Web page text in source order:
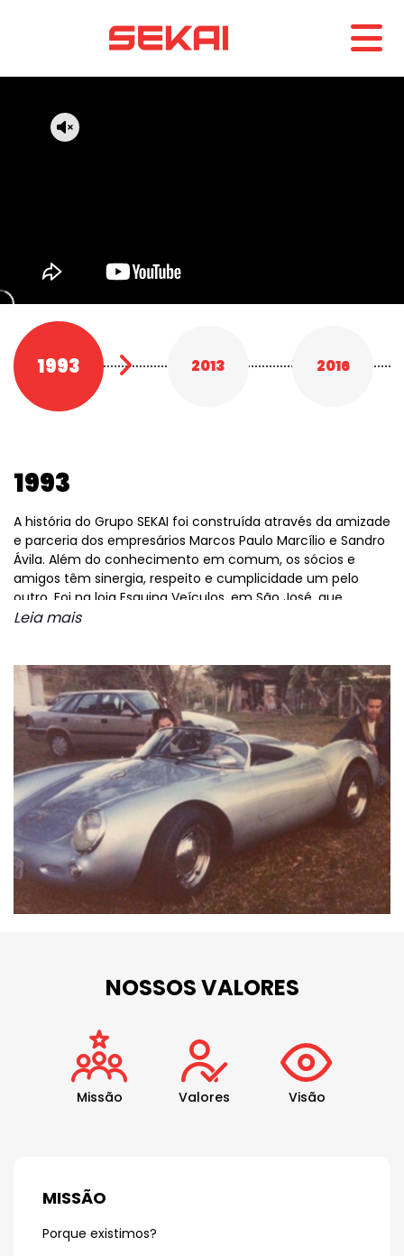
1993 2013 2016
1993
A história do Grupo SEKAI foi construída através da amizade
e parceria dos empresários Marcos Paulo Marcílio e Sandro
Ávila. Além do conhecimento em comum, os sócios e
amigos têm sinergia, respeito e cumplicidade um pelo
outro. Foi na loja Esquina Veículos, em São José, que
Marcílio iniciou seu ofício e conheceu o grande amigo.
perfeitas condições, tanto que fora vendida para a
Alemanha. Com o passar do tempo, os dois começaram a
trabalhar juntos e identificaram um mercado para as
pessoas que gostam de automóveis diferenciados.
Leia mais
NOSSOS VALORES
Missão Valores Visão
MISSÃO
Porque existimos?